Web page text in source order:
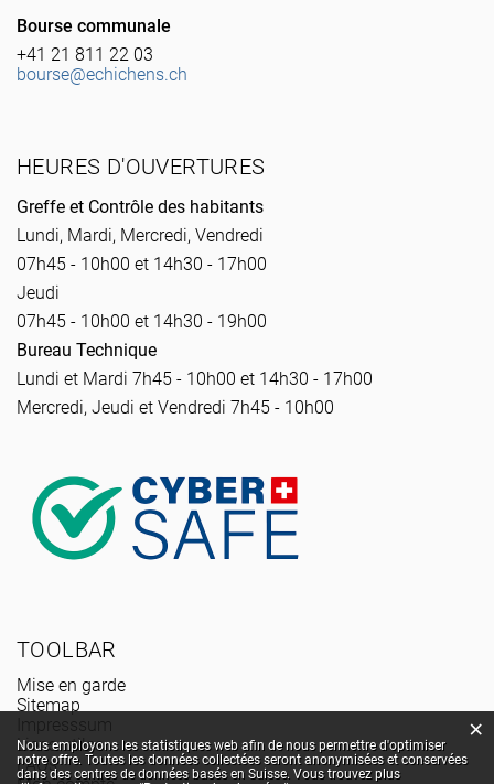
Bourse communale
+41 21 811 22 03
bourse@echichens.ch
HEURES D'OUVERTURES
Greffe et Contrôle des habitants
Lundi, Mardi, Mercredi, Vendredi
07h45 - 10h00 et 14h30 - 17h00
Jeudi
07h45 - 10h00 et 14h30 - 19h00
Bureau Technique
Lundi et Mardi 7h45 - 10h00 et 14h30 - 17h00
Mercredi, Jeudi et Vendredi 7h45 - 10h00
TOOLBAR
Mise en garde
Sitemap
Impresssum
Liens utiles
FAQs
Statistiques web
Nous employons les statistiques web afin de nous permettre d'optimiser
notre offre. Toutes les données collectées seront anonymisées et conservées
dans des centres de données basés en Suisse. Vous trouvez plus
×